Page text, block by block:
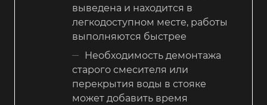
выведена и находится в
легкодоступном месте, работы
выполняются быстрее
Необходимость демонтажа
старого смесителя или
перекрытия воды в стояке
может добавить время